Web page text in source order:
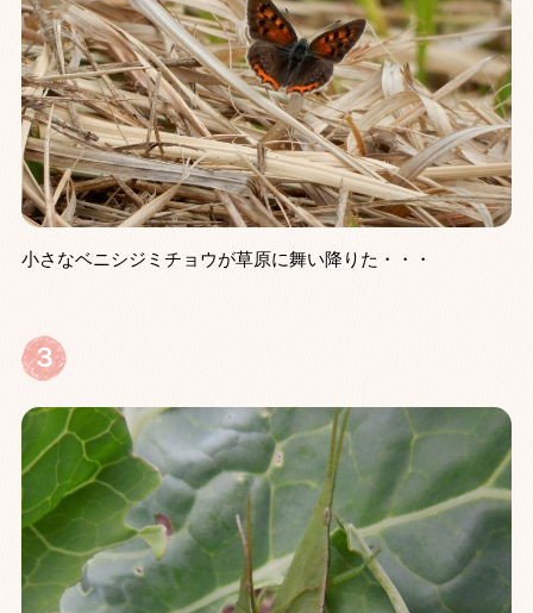
小さなベニシジミチョウが草原に舞い降りた・・・
３